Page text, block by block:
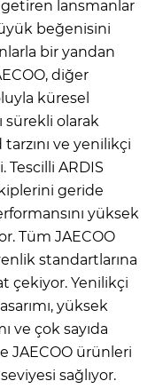
getiren lansmanlar
beğenisini
bir yandan
diğer
küresel
sürekli olarak
ve yenilikçi
ARDIS
geride
yüksek
Tüm JAECOO
standartlarına
çekiyor. Yenilikçi
yüksek
ve çok sayıda
JAECOO ürünleri
sağlıyor.